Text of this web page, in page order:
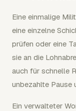
Eine einmalige
eine einzelne
prüfen oder eine
sie an die
auch für schnelle
unbezahlte Pause
Ein verwalteter